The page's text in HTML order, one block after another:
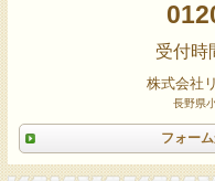
受付
株式会社
長野県
フォー